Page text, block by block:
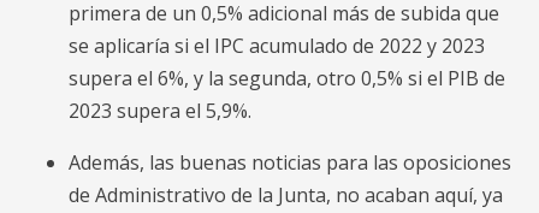
primera de un 0,5% adicional más de subida que
se aplicaría si el IPC acumulado de 2022 y 2023
supera el 6%, y la segunda, otro 0,5% si el PIB de
2023 supera el 5,9%.
Además, las buenas noticias para las oposiciones
de Administrativo de la Junta, no acaban aquí, ya